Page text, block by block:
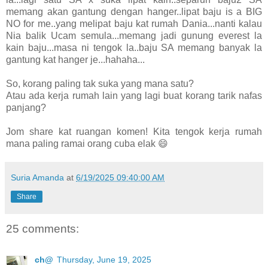
memang akan gantung dengan hanger..lipat baju is a BIG
NO for me..yang melipat baju kat rumah Dania...nanti kalau
Nia balik Ucam semula...memang jadi gunung everest la
kain baju...masa ni tengok la..baju SA memang banyak la
gantung kat hanger je...hahaha...
So, korang paling tak suka yang mana satu?
Atau ada kerja rumah lain yang lagi buat korang tarik nafas
panjang?
Jom share kat ruangan komen! Kita tengok kerja rumah
mana paling ramai orang cuba elak 😄
Suria Amanda at 6/19/2025 09:40:00 AM
Share
25 comments:
ch@ Thursday, June 19, 2025